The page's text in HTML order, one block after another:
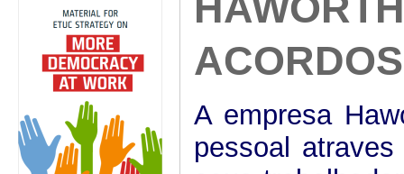
ACORDOS
A empresa
pessoal